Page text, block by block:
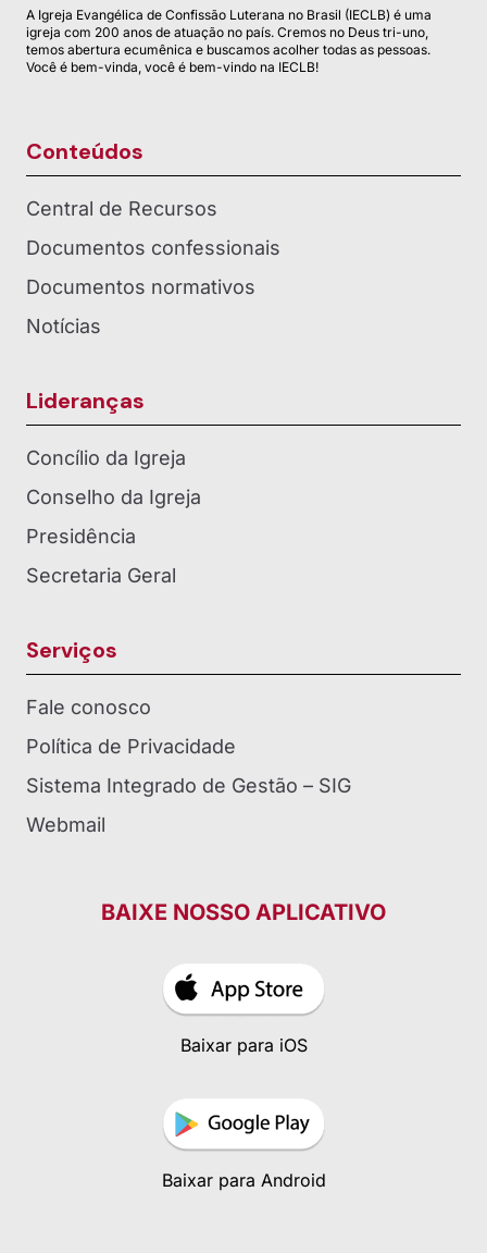
A Igreja Evangélica de Confissão Luterana no Brasil (IECLB) é uma
igreja com 200 anos de atuação no país. Cremos no Deus tri-uno,
temos abertura ecumênica e buscamos acolher todas as pessoas.
Você é bem-vinda, você é bem-vindo na IECLB!
Conteúdos
Central de Recursos
Documentos confessionais
Documentos normativos
Notícias
Lideranças
Concílio da Igreja
Conselho da Igreja
Presidência
Secretaria Geral
Serviços
Fale conosco
Política de Privacidade
Sistema Integrado de Gestão – SIG
Webmail
BAIXE NOSSO APLICATIVO
Baixar para iOS
Baixar para Android